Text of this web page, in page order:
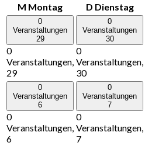
M Montag D Dienstag
0
Veranstaltungen
29
0
Veranstaltungen,
29
0
Veranstaltungen
30
0
Veranstaltungen,
30
0
Veranstaltungen
6
0
Veranstaltungen,
6
0
Veranstaltungen
7
0
Veranstaltungen,
7